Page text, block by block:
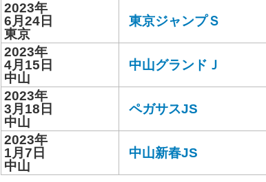
2023年
6月24日
東京
東京ジャンプＳ
2023年
4月15日
中山
中山グランドＪ
2023年
3月18日
中山
ペガサスJS
2023年
1月7日
中山
中山新春JS